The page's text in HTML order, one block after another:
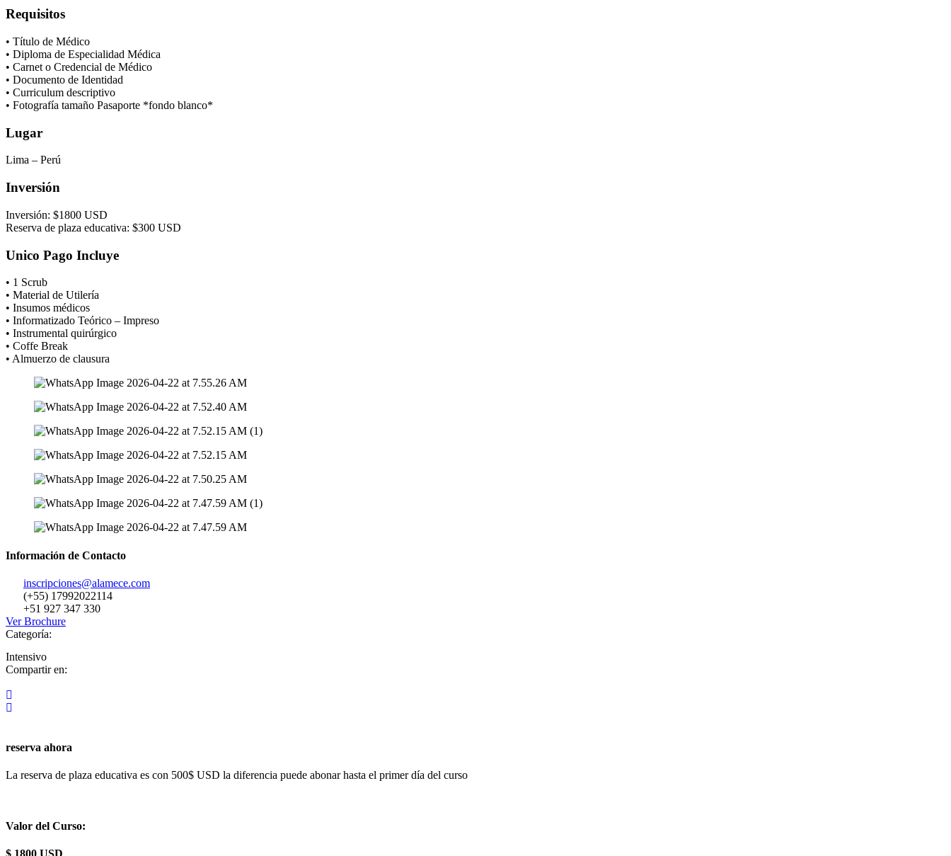
Requisitos
• Título de Médico
• Diploma de Especialidad Médica
• Carnet o Credencial de Médico
• Documento de Identidad
• Curriculum descriptivo
• Fotografía tamaño Pasaporte *fondo blanco*
Lugar
Lima – Perú
Inversión
Inversión: $1800 USD
Reserva de plaza educativa: $300 USD
Unico Pago Incluye
• 1 Scrub
• Material de Utilería
• Insumos médicos
• Informatizado Teórico – Impreso
• Instrumental quirúrgico
• Coffe Break
• Almuerzo de clausura
Información de Contacto
inscripciones@alamece.com
(+55) 17992022114
+51 927 347 330
Ver Brochure
Categoría:
Intensivo
Compartir en:
reserva ahora
La reserva de plaza educativa es con 500$ USD la diferencia puede abonar hasta el primer día del curso
Valor del Curso: